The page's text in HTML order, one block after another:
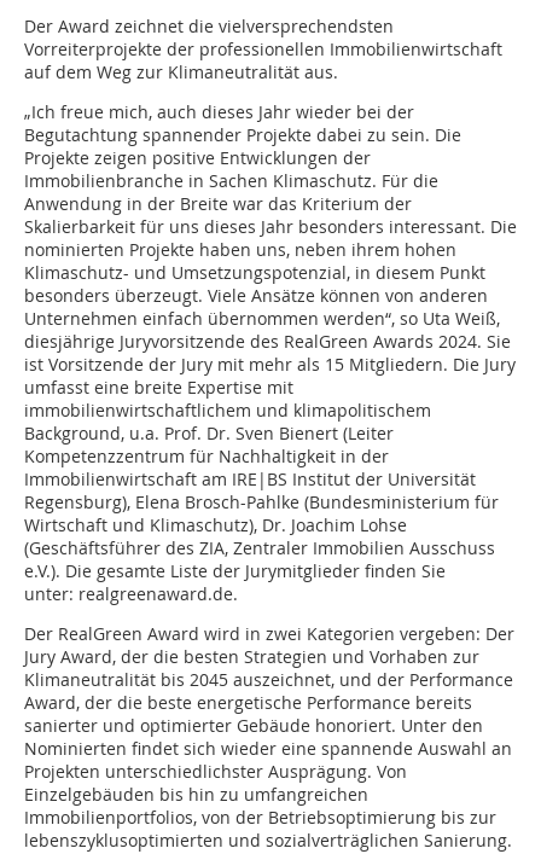
Der Award zeichnet die vielversprechendsten
Vorreiterprojekte der professionellen Immobilienwirtschaft
auf dem Weg zur Klimaneutralität aus.
„Ich freue mich, auch dieses Jahr wieder bei der
Begutachtung spannender Projekte dabei zu sein. Die
Projekte zeigen positive Entwicklungen der
Immobilienbranche in Sachen Klimaschutz. Für die
Anwendung in der Breite war das Kriterium der
Skalierbarkeit für uns dieses Jahr besonders interessant. Die
nominierten Projekte haben uns, neben ihrem hohen
Klimaschutz- und Umsetzungspotenzial, in diesem Punkt
besonders überzeugt. Viele Ansätze können von anderen
Unternehmen einfach übernommen werden“, so Uta Weiß,
diesjährige Juryvorsitzende des RealGreen Awards 2024. Sie
ist Vorsitzende der Jury mit mehr als 15 Mitgliedern. Die Jury
umfasst eine breite Expertise mit
immobilienwirtschaftlichem und klimapolitischem
Background, u.a. Prof. Dr. Sven Bienert (Leiter
Kompetenzzentrum für Nachhaltigkeit in der
Immobilienwirtschaft am IRE|BS Institut der Universität
Regensburg), Elena Brosch-Pahlke (Bundesministerium für
Wirtschaft und Klimaschutz), Dr. Joachim Lohse
(Geschäftsführer des ZIA, Zentraler Immobilien Ausschuss
e.V.). Die gesamte Liste der Jurymitglieder finden Sie
unter: realgreenaward.de.
Der RealGreen Award wird in zwei Kategorien vergeben: Der
Jury Award, der die besten Strategien und Vorhaben zur
Klimaneutralität bis 2045 auszeichnet, und der Performance
Award, der die beste energetische Performance bereits
sanierter und optimierter Gebäude honoriert. Unter den
Nominierten findet sich wieder eine spannende Auswahl an
Projekten unterschiedlichster Ausprägung. Von
Einzelgebäuden bis hin zu umfangreichen
Immobilienportfolios, von der Betriebsoptimierung bis zur
lebenszyklusoptimierten und sozialverträglichen Sanierung.